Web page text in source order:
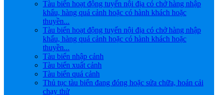
Tàu biển hoạt động tuyến nội địa có chở hàng nhập
khẩu, hàng quá cảnh hoặc có hành khách hoặc
thuyền...
Tàu biển hoạt động tuyến nội địa có chở hàng nhập
khẩu, hàng quá cảnh hoặc có hành khách hoặc
thuyền...
Tàu biển nhập cảnh
Tàu biển xuất cảnh
Tàu biển quá cảnh
Thủ tục tàu biển đang đóng hoặc sửa chữa, hoán cải
chạy thử